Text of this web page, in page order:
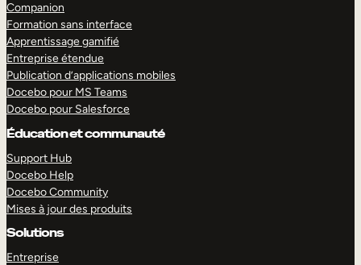
Companion
Formation sans interface
Apprentissage gamifié
Entreprise étendue
Publication d’applications mobiles
Docebo pour MS Teams
Docebo pour Salesforce
Éducation et communauté
Support Hub
Docebo Help
Docebo Community
Mises à jour des produits
Solutions
Entreprise